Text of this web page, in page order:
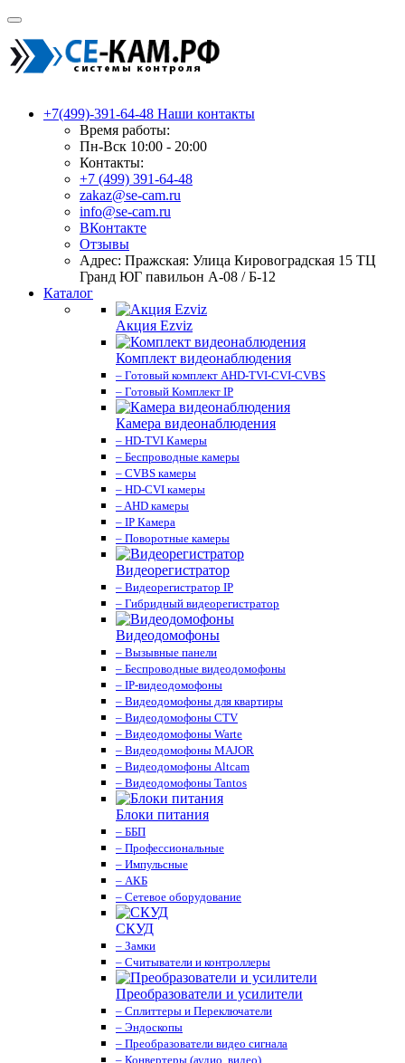
+7(499)-391-64-48 Наши контакты
Время работы:
Пн-Вск 10:00 - 20:00
Контакты:
+7 (499) 391-64-48
zakaz@se-cam.ru
info@se-cam.ru
ВКонтакте
Отзывы
Адрес: Пражская: Улица Кировоградская 15 ТЦ
Гранд ЮГ павильон А-08 / Б-12
Каталог
Акция Ezviz
Комплект видеонаблюдения
– Готовый комплект AHD-TVI-CVI-CVBS
– Готовый Комплект IP
Камера видеонаблюдения
– HD-TVI Камеры
– Беспроводные камеры
– CVBS камеры
– HD-CVI камеры
– AHD камеры
– IP Камера
– Поворотные камеры
Видеорегистратор
– Видеорегистратор IP
– Гибридный видеорегистратор
Видеодомофоны
– Вызывные панели
– Беспроводные видеодомофоны
– IP-видеодомофоны
– Видеодомофоны для квартиры
– Видеодомофоны CTV
– Видеодомофоны Warte
– Видеодомофоны MAJOR
– Видеодомофоны Altcam
– Видеодомофоны Tantos
Блоки питания
– ББП
– Профессиональные
– Импульсные
– АКБ
– Сетевое оборудование
СКУД
– Замки
– Считыватели и контроллеры
Преобразователи и усилители
– Сплиттеры и Переключатели
– Эндоскопы
– Преобразователи видео сигнала
– Конвертеры (аудио, видео)